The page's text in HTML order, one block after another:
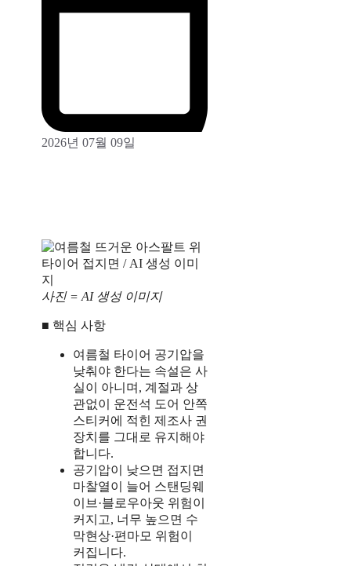
2026년 07월 09일
사진 = AI 생성 이미지
■ 핵심 사항
여름철 타이어 공기압을
낮춰야 한다는 속설은 사
실이 아니며, 계절과 상
관없이 운전석 도어 안쪽
스티커에 적힌 제조사 권
장치를 그대로 유지해야
합니다.
공기압이 낮으면 접지면
마찰열이 늘어 스탠딩웨
이브·블로우아웃 위험이
커지고, 너무 높으면 수
막현상·편마모 위험이
커집니다.